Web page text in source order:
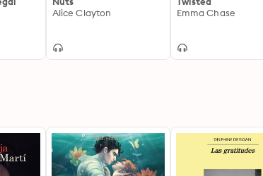
Alice Clayton
Emma Chase